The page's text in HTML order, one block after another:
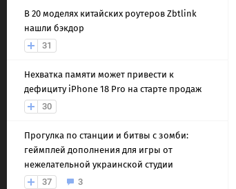
В 20 моделях китайских роутеров Zbtlink
нашли бэкдор
31
Нехватка памяти может привести к
дефициту iPhone 18 Pro на старте продаж
30
Прогулка по станции и битвы с зомби:
геймплей дополнения для игры от
нежелательной украинской студии
37
3